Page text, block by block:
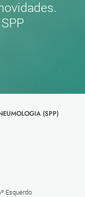
(SPP)
Esquerdo